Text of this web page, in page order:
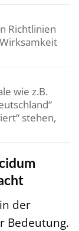
Richtlinien
wie z.B.
stehen,
der
Bedeutung.